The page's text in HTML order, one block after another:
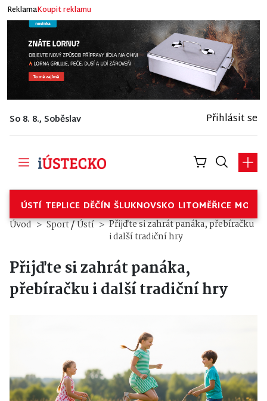
ReklamaKoupit reklamu
So 8. 8., Soběslav Přihlásit se
ÚSTÍ TEPLICE DĚČÍN ŠLUKNOVSKO LITOMĚŘICE
Úvod Sport/Ústí
Přijďte si zahrát panáka, přebíračku
i další tradiční hry
Přijďte si zahrát panáka,
přebíračku i další tradiční hry